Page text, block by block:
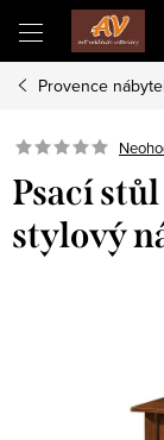
obsah
Provence
Psací
stylový